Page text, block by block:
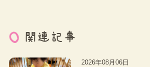
関連記事
2026年08月06日